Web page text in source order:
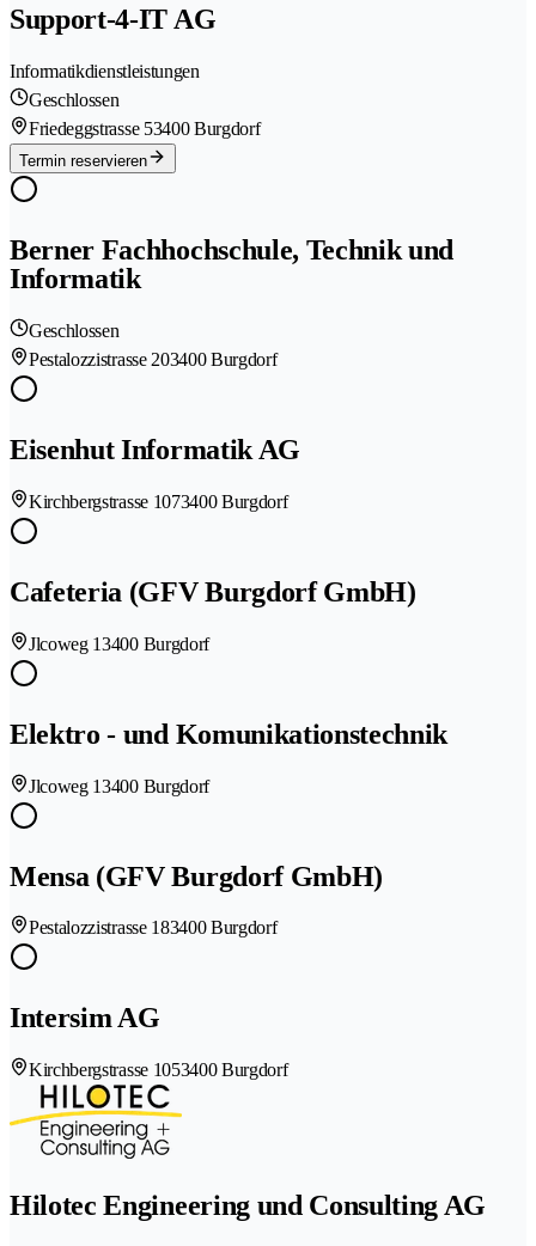
Support-4-IT AG
Informatikdienstleistungen
Geschlossen
Friedeggstrasse 53400 Burgdorf
Termin reservieren
Berner Fachhochschule, Technik und
Informatik
Geschlossen
Pestalozzistrasse 203400 Burgdorf
Eisenhut Informatik AG
Kirchbergstrasse 1073400 Burgdorf
Cafeteria (GFV Burgdorf GmbH)
Jlcoweg 13400 Burgdorf
Elektro - und Komunikationstechnik
Jlcoweg 13400 Burgdorf
Mensa (GFV Burgdorf GmbH)
Pestalozzistrasse 183400 Burgdorf
Intersim AG
Kirchbergstrasse 1053400 Burgdorf
Hilotec Engineering und Consulting AG